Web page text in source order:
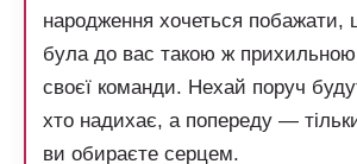
народження хочеться побажати,
була до вас такою ж
своєї команди. Нехай поруч
хто надихає, а попереду — тільки
ви обираєте серцем.